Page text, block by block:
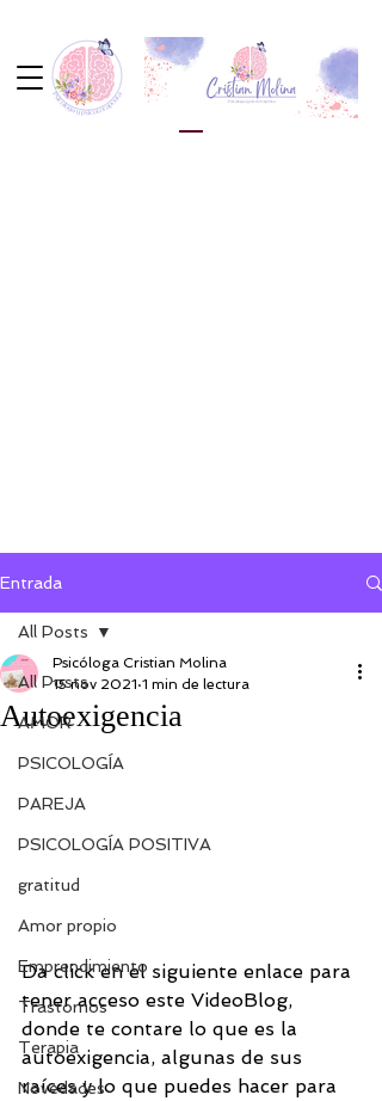
Entrada
All Posts
AMOR
PSICOLOGÍA
PAREJA
PSICOLOGÍA POSITIVA
gratitud
Amor propio
Emprendimiento
Trastornos
Terapia
Novedades
All Posts
Autoexigencia
Psicóloga Cristian Molina
15 nov 2021 1 min de lectura
Da click en el siguiente enlace para
tener acceso este VideoBlog,
donde te contare lo que es la
autoexigencia, algunas de sus
raíces y lo que puedes hacer para